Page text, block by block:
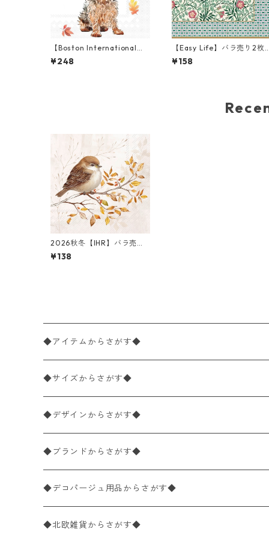
【Boston International】
バラ売り2枚 カクテルサイズ
ペーパーナプキン Autumn
¥248
【Easy Life】バラ売り2枚
ランチサイズ ペーパーナプ
キン Floral Fantasy グリー
¥158
2026秋冬【IHR】バラ売り2
枚 ランチサイズ ペーパーナ
プキン Autumn Melody ク
¥138
◆アイテムからさがす◆
ペーパーナプキン2枚バラ売り
ペーパーナプキン1枚バラ売り
ペーパーナプキン20枚入りパック
ペーパーナプキン10枚入りパック
ライスペーパー
◆サイズからさがす◆
33×33cm（ランチサイズ）
バラ売り
パック売り
25×25cm（カクテルサイズ）
バラ売り
パック売り
40×40cm（ディナーサイズ）
バラ売り
21×21cm（ポケットサイズ）
◆デザインからさがす◆
花柄
植物・グリーン柄
動物・鳥・昆虫・蝶柄
◆ブランドからさがす◆
ドイツ製 IHR/イア
ランチサイズ
ドイツ製 Ambiente/アンビエンテ
◆デコパージュ用品からさがす◆
デコパージュ液
◆北欧雑貨からさがす◆